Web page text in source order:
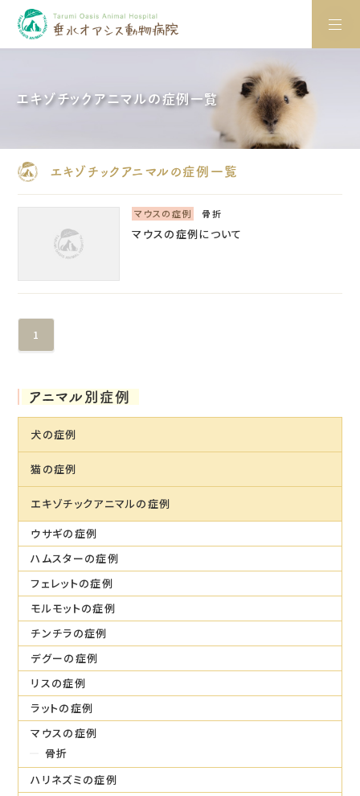
エキゾチックアニマルの症例一覧
エキゾチックアニマルの症例一覧
マウスの症例 骨折
マウスの症例について
1
アニマル別症例
犬の症例
猫の症例
エキゾチックアニマルの症例
ウサギの症例
ハムスターの症例
フェレットの症例
モルモットの症例
チンチラの症例
デグーの症例
リスの症例
ラットの症例
マウスの症例
骨折
ハリネズミの症例